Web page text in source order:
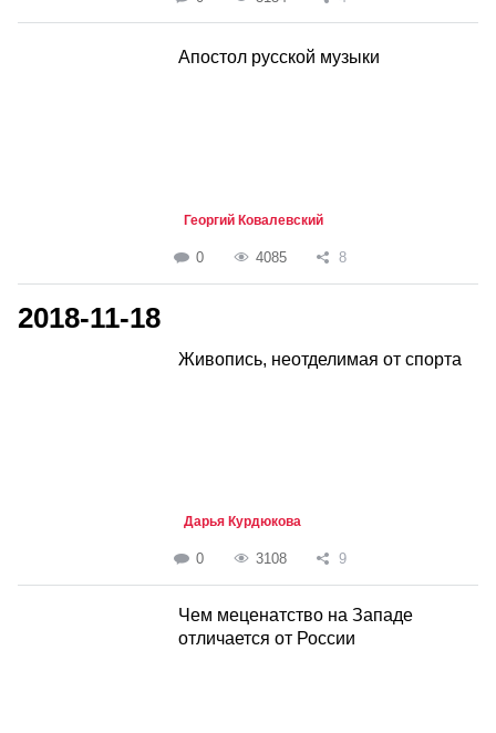
Апостол русской музыки
Георгий Ковалевский
0 4085 8
2018-11-18
Живопись, неотделимая от спорта
Дарья Курдюкова
0 3108 9
Чем меценатство на Западе
отличается от России